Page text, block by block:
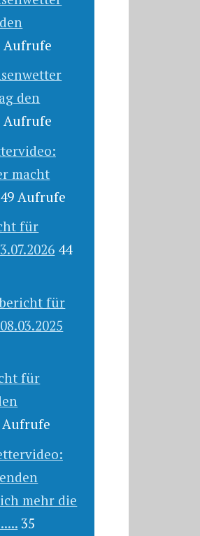
Aufrufe
den
Aufrufe
macht
49 Aufrufe
für
44
für
für
Aufrufe
mehr die
35